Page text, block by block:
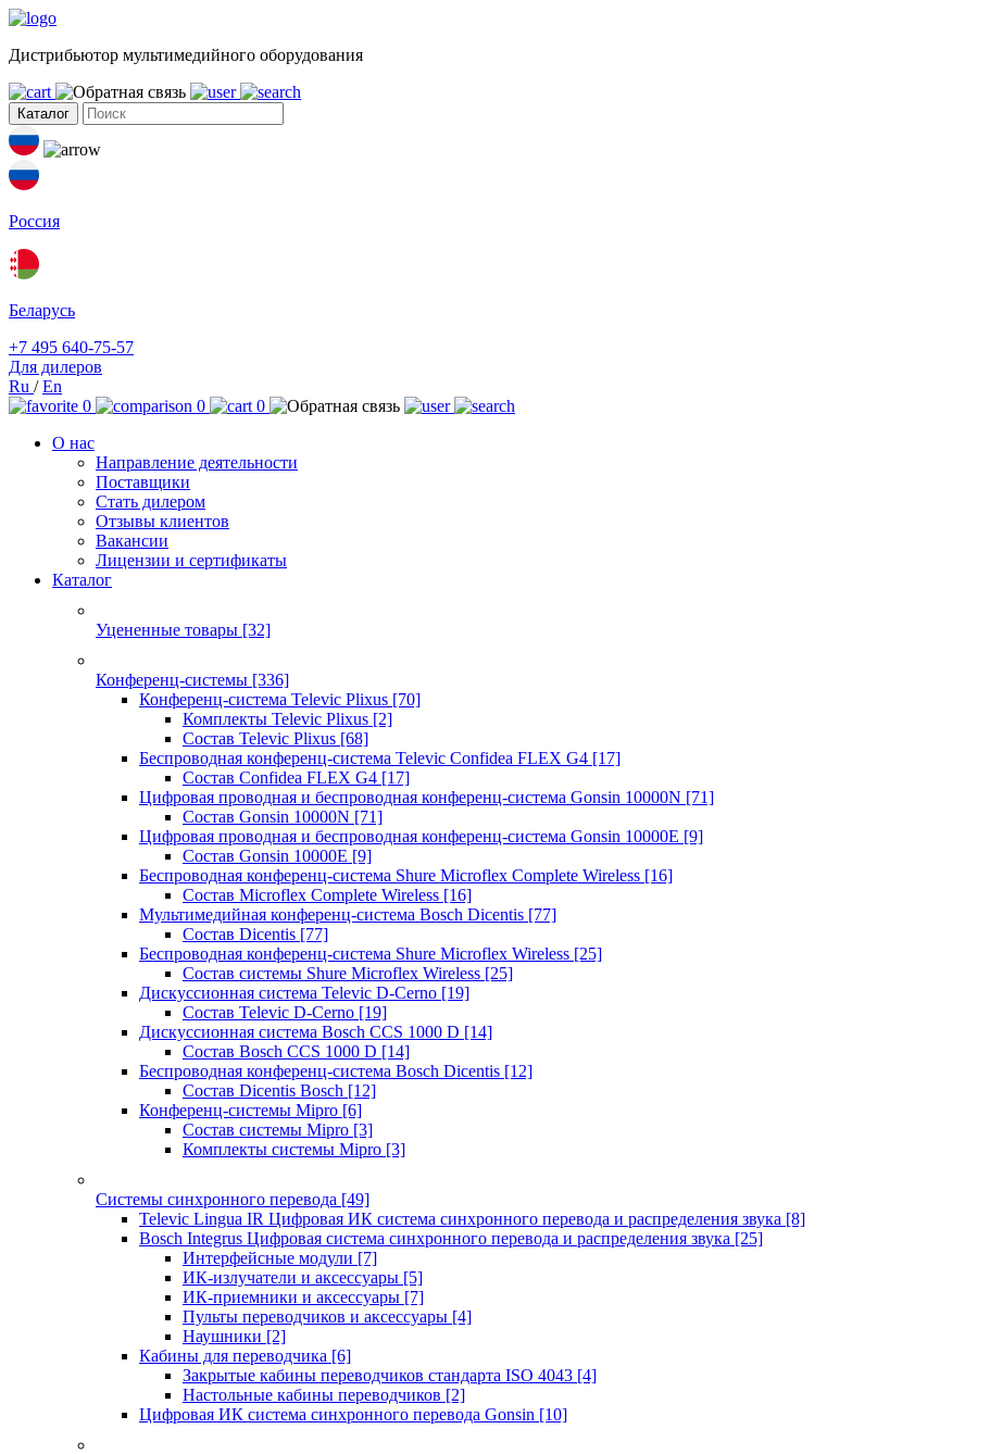
Дистрибьютор мультимедийного оборудования
Каталог
Россия
Беларусь
+7 495 640-75-57
Для дилеров
Ru /En
0
0
0
О нас
Направление деятельности
Поставщики
Стать дилером
Отзывы клиентов
Вакансии
Лицензии и сертификаты
Каталог
Уцененные товары [32]
Конференц-системы [336]
Конференц-система Televic Plixus [70]
Комплекты Televic Plixus [2]
Состав Televic Plixus [68]
Беспроводная конференц-система Televic Confidea FLEX G4 [17]
Состав Confidea FLEX G4 [17]
Цифровая проводная и беспроводная конференц-система Gonsin 10000N [71]
Состав Gonsin 10000N [71]
Цифровая проводная и беспроводная конференц-система Gonsin 10000E [9]
Состав Gonsin 10000E [9]
Беспроводная конференц-система Shure Microflex Complete Wireless [16]
Состав Microflex Complete Wireless [16]
Мультимедийная конференц-система Bosch Dicentis [77]
Состав Dicentis [77]
Беспроводная конференц-система Shure Microflex Wireless [25]
Состав системы Shure Microflex Wireless [25]
Дискуссионная система Televic D-Cerno [19]
Состав Televic D-Cerno [19]
Дискуссионная система Bosch CCS 1000 D [14]
Состав Bosch CCS 1000 D [14]
Беспроводная конференц-система Bosch Dicentis [12]
Состав Dicentis Bosch [12]
Конференц-системы Mipro [6]
Состав системы Mipro [3]
Комплекты системы Mipro [3]
Системы синхронного перевода [49]
Televic Lingua IR Цифровая ИК система синхронного перевода и распределения звука [8]
Bosch Integrus Цифровая система синхронного перевода и распределения звука [25]
Интерфейсные модули [7]
ИК-излучатели и аксессуары [5]
ИК-приемники и аксессуары [7]
Пульты переводчиков и аксессуары [4]
Наушники [2]
Кабины для переводчика [6]
Закрытые кабины переводчиков стандарта ISO 4043 [4]
Настольные кабины переводчиков [2]
Цифровая ИК система синхронного перевода Gonsin [10]